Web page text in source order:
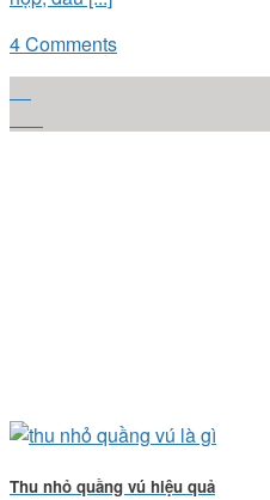
4 Comments
Thu nhỏ quầng vú hiệu quả